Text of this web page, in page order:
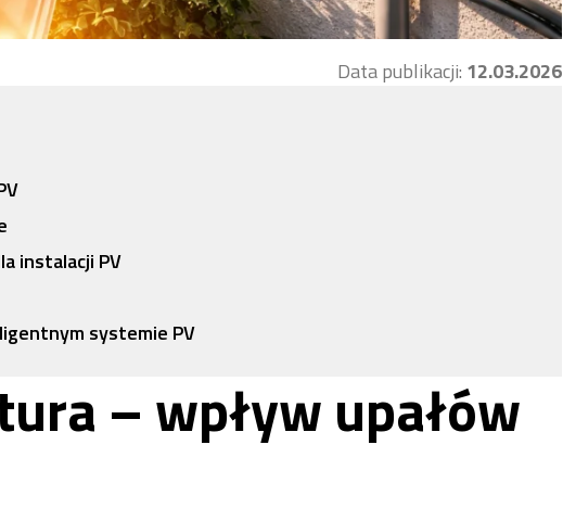
Data publikacji: 12.03.2026
instalacji PV
systemie PV
– wpływ upałów